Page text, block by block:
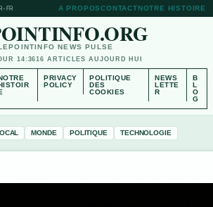
FR A PROPOSCONTACTNOTRE HISTOIRE
NEWS PULSE
14:3616 ARTICLES AUJOURD HUI
PRIVACY
POLICY
POLITIQUE
DES
COOKIES
NEWS
LETTE
R
B
L
O
G
MONDE POLITIQUE TECHNOLOGIE